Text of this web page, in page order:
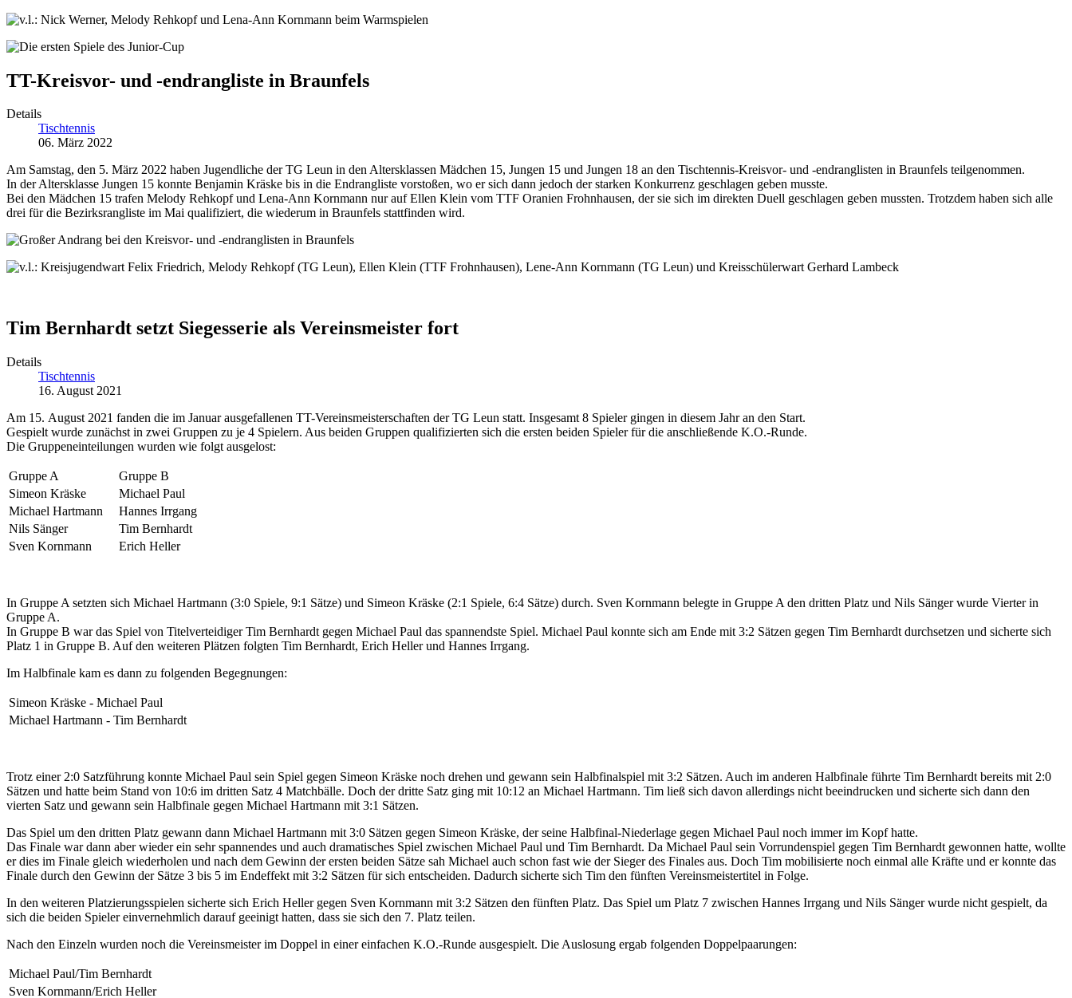
TT-Kreisvor- und -endrangliste in Braunfels
Details
Tischtennis
06. März 2022
Am Samstag, den 5. März 2022 haben Jugendliche der TG Leun in den Altersklassen Mädchen 15, Jungen 15 und Jungen 18 an den Tischtennis-Kreisvor- und -endranglisten in Braunfels teilgenommen.
In der Altersklasse Jungen 15 konnte Benjamin Kräske bis in die Endrangliste vorstoßen, wo er sich dann jedoch der starken Konkurrenz geschlagen geben musste.
Bei den Mädchen 15 trafen Melody Rehkopf und Lena-Ann Kornmann nur auf Ellen Klein vom TTF Oranien Frohnhausen, der sie sich im direkten Duell geschlagen geben mussten. Trotzdem haben sich alle
drei für die Bezirksrangliste im Mai qualifiziert, die wiederum in Braunfels stattfinden wird.
Tim Bernhardt setzt Siegesserie als Vereinsmeister fort
Details
Tischtennis
16. August 2021
Am 15. August 2021 fanden die im Januar ausgefallenen TT-Vereinsmeisterschaften der TG Leun statt. Insgesamt 8 Spieler gingen in diesem Jahr an den Start.
Gespielt wurde zunächst in zwei Gruppen zu je 4 Spielern. Aus beiden Gruppen qualifizierten sich die ersten beiden Spieler für die anschließende K.O.-Runde.
Die Gruppeneinteilungen wurden wie folgt ausgelost:
Gruppe A
Gruppe B
Simeon Kräske
Michael Paul
Michael Hartmann
Hannes Irrgang
Nils Sänger
Tim Bernhardt
Sven Kornmann
Erich Heller
In Gruppe A setzten sich Michael Hartmann (3:0 Spiele, 9:1 Sätze) und Simeon Kräske (2:1 Spiele, 6:4 Sätze) durch. Sven Kornmann belegte in Gruppe A den dritten Platz und Nils Sänger wurde Vierter in
Gruppe A.
In Gruppe B war das Spiel von Titelverteidiger Tim Bernhardt gegen Michael Paul das spannendste Spiel. Michael Paul konnte sich am Ende mit 3:2 Sätzen gegen Tim Bernhardt durchsetzen und sicherte sich
Platz 1 in Gruppe B. Auf den weiteren Plätzen folgten Tim Bernhardt, Erich Heller und Hannes Irrgang.
Im Halbfinale kam es dann zu folgenden Begegnungen:
Simeon Kräske - Michael Paul
Michael Hartmann - Tim Bernhardt
Trotz einer 2:0 Satzführung konnte Michael Paul sein Spiel gegen Simeon Kräske noch drehen und gewann sein Halbfinalspiel mit 3:2 Sätzen. Auch im anderen Halbfinale führte Tim Bernhardt bereits mit 2:0
Sätzen und hatte beim Stand von 10:6 im dritten Satz 4 Matchbälle. Doch der dritte Satz ging mit 10:12 an Michael Hartmann. Tim ließ sich davon allerdings nicht beeindrucken und sicherte sich dann den
vierten Satz und gewann sein Halbfinale gegen Michael Hartmann mit 3:1 Sätzen.
Das Spiel um den dritten Platz gewann dann Michael Hartmann mit 3:0 Sätzen gegen Simeon Kräske, der seine Halbfinal-Niederlage gegen Michael Paul noch immer im Kopf hatte.
Das Finale war dann aber wieder ein sehr spannendes und auch dramatisches Spiel zwischen Michael Paul und Tim Bernhardt. Da Michael Paul sein Vorrundenspiel gegen Tim Bernhardt gewonnen hatte, wollte
er dies im Finale gleich wiederholen und nach dem Gewinn der ersten beiden Sätze sah Michael auch schon fast wie der Sieger des Finales aus. Doch Tim mobilisierte noch einmal alle Kräfte und er konnte das
Finale durch den Gewinn der Sätze 3 bis 5 im Endeffekt mit 3:2 Sätzen für sich entscheiden. Dadurch sicherte sich Tim den fünften Vereinsmeistertitel in Folge.
In den weiteren Platzierungsspielen sicherte sich Erich Heller gegen Sven Kornmann mit 3:2 Sätzen den fünften Platz. Das Spiel um Platz 7 zwischen Hannes Irrgang und Nils Sänger wurde nicht gespielt, da
sich die beiden Spieler einvernehmlich darauf geeinigt hatten, dass sie sich den 7. Platz teilen.
Nach den Einzeln wurden noch die Vereinsmeister im Doppel in einer einfachen K.O.-Runde ausgespielt. Die Auslosung ergab folgenden Doppelpaarungen:
Michael Paul/Tim Bernhardt
Sven Kornmann/Erich Heller